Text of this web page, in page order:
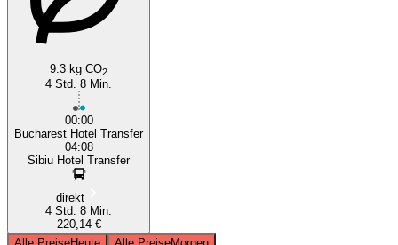
9.3 kg CO2
4 Std. 8 Min.
00:00
Bucharest Hotel Transfer
04:08
Sibiu Hotel Transfer
direkt
4 Std. 8 Min.
220,14 €